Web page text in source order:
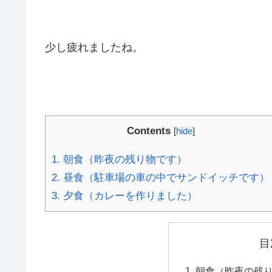
少し疲れましたね。
Contents [hide]
1. 朝食（昨夜の残り物です）
2. 昼食（駐車場の車の中でサンドイッチです）
3. 夕食（カレーを作りました）